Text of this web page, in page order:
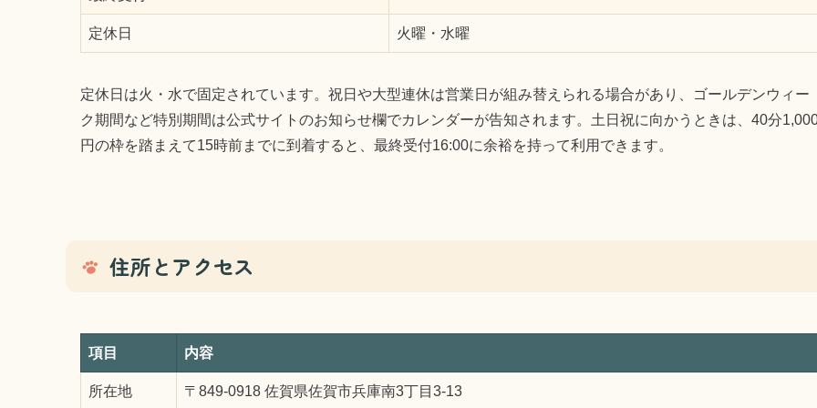
定休日 火曜・水曜
定休日は火・水で固定されています。祝日や大型連休は営業日が組み替えられる場合があり、ゴールデンウィー
ク期間など特別期間は公式サイトのお知らせ欄でカレンダーが告知されます。土日祝に向かうときは、40分
円の枠を踏まえて15時前までに到着すると、最終受付16:00に余裕を持って利用できます。
住所とアクセス
項目 内容
所在地 〒849-0918 佐賀県佐賀市兵庫南3丁目3-13